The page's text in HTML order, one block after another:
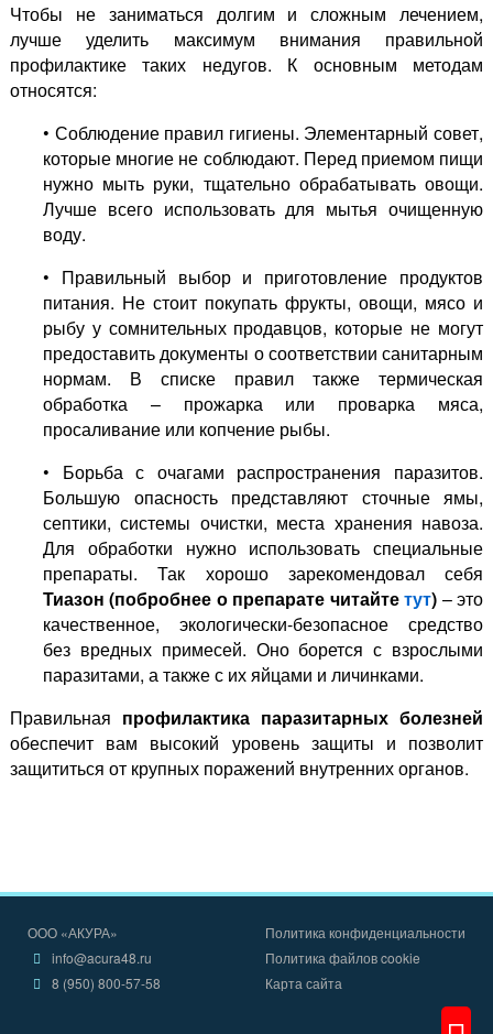
Чтобы не заниматься долгим и сложным лечением,
лучше уделить максимум внимания правильной
профилактике таких недугов. К основным методам
относятся:
• Соблюдение правил гигиены. Элементарный совет,
которые многие не соблюдают. Перед приемом пищи
нужно мыть руки, тщательно обрабатывать овощи.
Лучше всего использовать для мытья очищенную
воду.
• Правильный выбор и приготовление продуктов
питания. Не стоит покупать фрукты, овощи, мясо и
рыбу у сомнительных продавцов, которые не могут
предоставить документы о соответствии санитарным
нормам. В списке правил также термическая
обработка – прожарка или проварка мяса,
просаливание или копчение рыбы.
• Борьба с очагами распространения паразитов.
Большую опасность представляют сточные ямы,
септики, системы очистки, места хранения навоза.
Для обработки нужно использовать специальные
препараты. Так хорошо зарекомендовал себя
Тиазон (побробнее о препарате читайтетут) – это
качественное, экологически-безопасное средство
без вредных примесей. Оно борется с взрослыми
паразитами, а также с их яйцами и личинками.
Правильная профилактика паразитарных болезней
обеспечит вам высокий уровень защиты и позволит
защититься от крупных поражений внутренних органов.
Политика конфиденциальности
Политика файлов cookie
Карта сайта
ООО «АКУРА»
info@acura48.ru
8 (950) 800-57-58